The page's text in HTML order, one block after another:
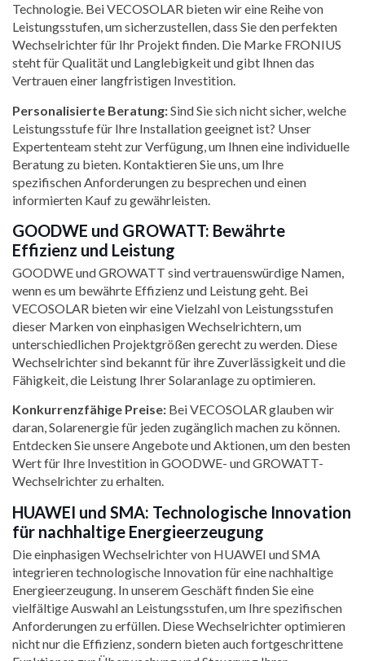
Technologie. Bei VECOSOLAR bieten wir eine Reihe von
Leistungsstufen, um sicherzustellen, dass Sie den perfekten
Wechselrichter für Ihr Projekt finden. Die Marke FRONIUS
steht für Qualität und Langlebigkeit und gibt Ihnen das
Vertrauen einer langfristigen Investition.
Personalisierte Beratung:Sind Sie sich nicht sicher, welche
Leistungsstufe für Ihre Installation geeignet ist? Unser
Expertenteam steht zur Verfügung, um Ihnen eine individuelle
Beratung zu bieten. Kontaktieren Sie uns, um Ihre
spezifischen Anforderungen zu besprechen und einen
informierten Kauf zu gewährleisten.
GOODWE und GROWATT: Bewährte
Effizienz und Leistung
GOODWE und GROWATT sind vertrauenswürdige Namen,
wenn es um bewährte Effizienz und Leistung geht. Bei
VECOSOLAR bieten wir eine Vielzahl von Leistungsstufen
dieser Marken von einphasigen Wechselrichtern, um
unterschiedlichen Projektgrößen gerecht zu werden. Diese
Wechselrichter sind bekannt für ihre Zuverlässigkeit und die
Fähigkeit, die Leistung Ihrer Solaranlage zu optimieren.
Konkurrenzfähige Preise: Bei VECOSOLAR glauben wir
daran, Solarenergie für jeden zugänglich machen zu können.
Entdecken Sie unsere Angebote und Aktionen, um den besten
Wert für Ihre Investition in GOODWE- und GROWATT-
Wechselrichter zu erhalten.
HUAWEI und SMA: Technologische Innovation
für nachhaltige Energieerzeugung
Die einphasigen Wechselrichter von HUAWEI und SMA
integrieren technologische Innovation für eine nachhaltige
Energieerzeugung. In unserem Geschäft finden Sie eine
vielfältige Auswahl an Leistungsstufen, um Ihre spezifischen
Anforderungen zu erfüllen. Diese Wechselrichter optimieren
nicht nur die Effizienz, sondern bieten auch fortgeschrittene